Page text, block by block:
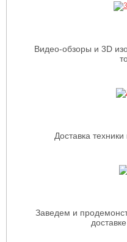
Видео-обзоры и 3D
Доставка
Заведем и